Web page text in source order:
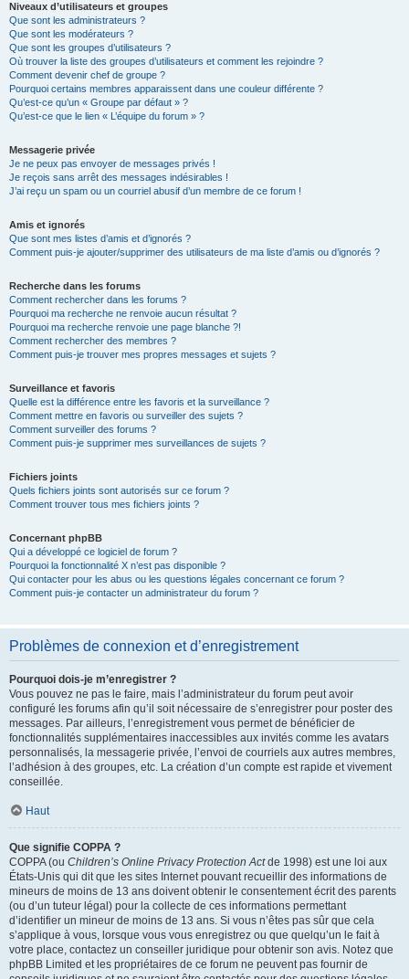
Niveaux d’utilisateurs et groupes
Que sont les administrateurs ?
Que sont les modérateurs ?
Que sont les groupes d’utilisateurs ?
Où trouver la liste des groupes d’utilisateurs et comment les rejoindre ?
Comment devenir chef de groupe ?
Pourquoi certains membres apparaissent dans une couleur différente ?
Qu’est-ce qu’un « Groupe par défaut » ?
Qu’est-ce que le lien « L’équipe du forum » ?
Messagerie privée
Je ne peux pas envoyer de messages privés !
Je reçois sans arrêt des messages indésirables !
J’ai reçu un spam ou un courriel abusif d’un membre de ce forum !
Amis et ignorés
Que sont mes listes d’amis et d’ignorés ?
Comment puis-je ajouter/supprimer des utilisateurs de ma liste d’amis ou d’ignorés ?
Recherche dans les forums
Comment rechercher dans les forums ?
Pourquoi ma recherche ne renvoie aucun résultat ?
Pourquoi ma recherche renvoie une page blanche ?!
Comment rechercher des membres ?
Comment puis-je trouver mes propres messages et sujets ?
Surveillance et favoris
Quelle est la différence entre les favoris et la surveillance ?
Comment mettre en favoris ou surveiller des sujets ?
Comment surveiller des forums ?
Comment puis-je supprimer mes surveillances de sujets ?
Fichiers joints
Quels fichiers joints sont autorisés sur ce forum ?
Comment trouver tous mes fichiers joints ?
Concernant phpBB
Qui a développé ce logiciel de forum ?
Pourquoi la fonctionnalité X n’est pas disponible ?
Qui contacter pour les abus ou les questions légales concernant ce forum ?
Comment puis-je contacter un administrateur du forum ?
Problèmes de connexion et d’enregistrement
Pourquoi dois-je m’enregistrer ?
Vous pouvez ne pas le faire, mais l’administrateur du forum peut avoir
configuré les forums afin qu’il soit nécessaire de s’enregistrer pour poster des
messages. Par ailleurs, l’enregistrement vous permet de bénéficier de
fonctionnalités supplémentaires inaccessibles aux invités comme les avatars
personnalisés, la messagerie privée, l’envoi de courriels aux autres membres,
l’adhésion à des groupes, etc. La création d’un compte est rapide et vivement
conseillée.
Haut
Que signifie COPPA ?
COPPA (ou Children’s Online Privacy Protection Actde 1998) est une loi aux
États-Unis qui dit que les sites Internet pouvant recueillir des informations de
mineurs de moins de 13 ans doivent obtenir le consentement écrit des parents
(ou d’un tuteur légal) pour la collecte de ces informations permettant
d’identifier un mineur de moins de 13 ans. Si vous n’êtes pas sûr que cela
s’applique à vous, lorsque vous vous enregistrez ou que quelqu’un le fait à
votre place, contactez un conseiller juridique pour obtenir son avis. Notez que
phpBB Limited et les propriétaires de ce forum ne peuvent pas fournir de